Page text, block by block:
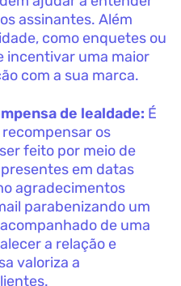
assinantes. Além
como enquetes ou
incentivar uma maior
com a sua marca.
de lealdade: É
os
feito por meio de
em datas
agradecimentos
parabenizando um
de uma
a relação e
valoriza a